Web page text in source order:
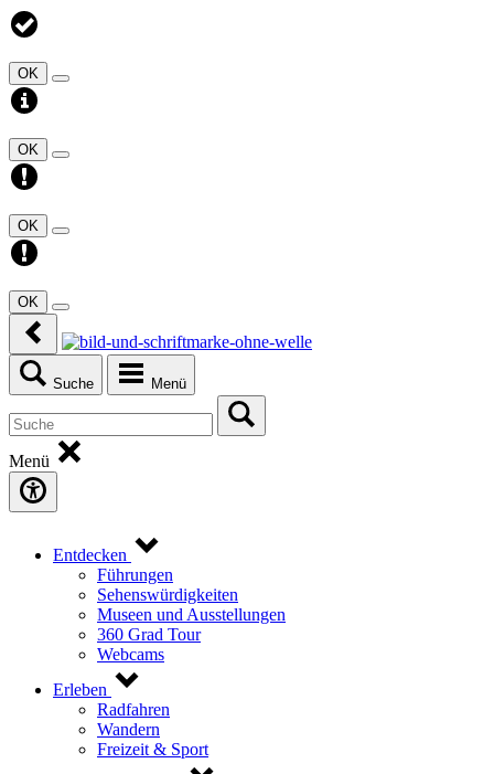
OK
OK
OK
OK
Suche Menü
Menü
Entdecken
Führungen
Sehenswürdigkeiten
Museen und Ausstellungen
360 Grad Tour
Webcams
Erleben
Radfahren
Wandern
Freizeit & Sport